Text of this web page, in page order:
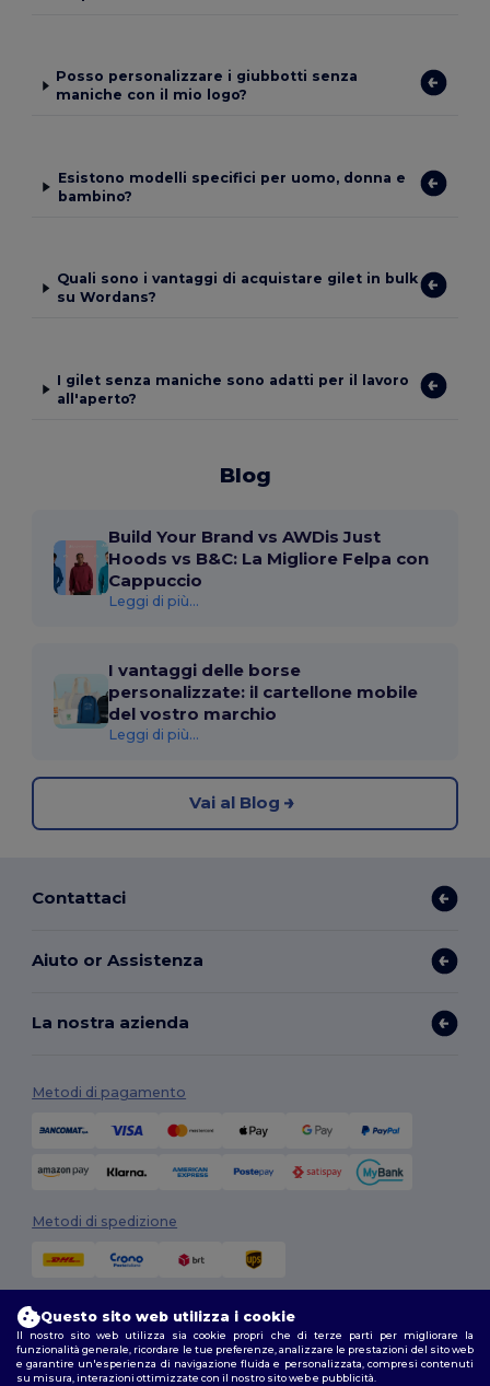
Posso personalizzare i giubbotti senza
maniche con il mio logo?
Esistono modelli specifici per uomo, donna e
bambino?
Quali sono i vantaggi di acquistare gilet in bulk
su Wordans?
I gilet senza maniche sono adatti per il lavoro
all'aperto?
Blog
Build Your Brand vs AWDis Just
Hoods vs B&C: La Migliore Felpa con
Cappuccio
Leggi di più...
I vantaggi delle borse
personalizzate: il cartellone mobile
del vostro marchio
Leggi di più...
Vai al Blog
Contattaci
Aiuto or Assistenza
La nostra azienda
Metodi di pagamento
Metodi di spedizione
Seguici
Questo sito web utilizza i cookie
Il nostro sito web utilizza sia cookie propri che di terze parti per migliorare la
funzionalità generale, ricordare le tue preferenze, analizzare le prestazioni del sito web
e garantire un'esperienza di navigazione fluida e personalizzata, compresi contenuti
su misura, interazioni ottimizzate con il nostro sito web e pubblicità.